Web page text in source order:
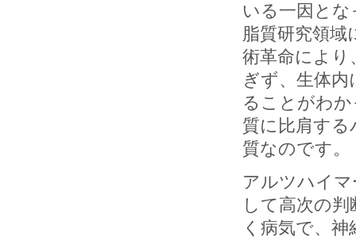
いる一因と
脂質研究領
術革命により
ぎず、生体
ることがわ
質に比肩す
質なのです。
アルツハイ
して高次の
く病気で、